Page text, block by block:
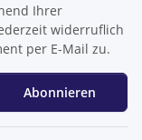
Ihrer
widerruflich
per E-Mail zu.
Abonnieren